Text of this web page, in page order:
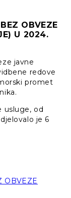
OBVEZE
U 2024.
javne
redove
promet
usluge, od
je 6
OBVEZE